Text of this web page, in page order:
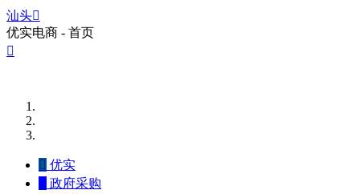
汕头
优实电商 - 首页

 优实
政府采购